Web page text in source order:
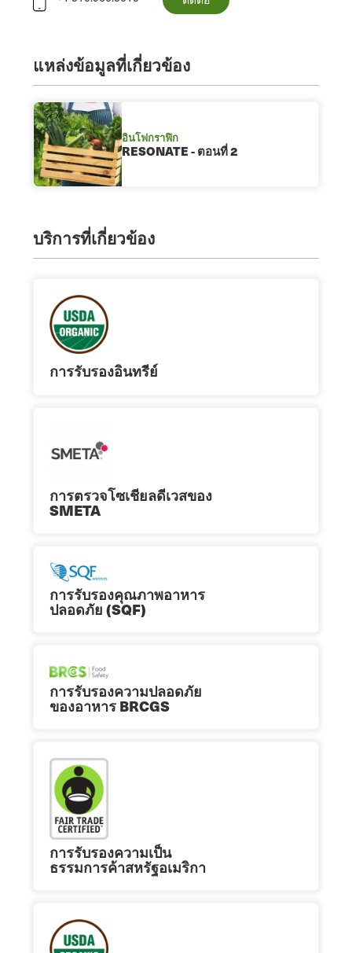
แหล่งข้อมูลที่เกี่ยวข้อง
อินโฟกราฟิก
RESONATE - ตอนที่ 2
บริการที่เกี่ยวข้อง
การรับรองอินทรีย์
การตรวจโซเชียลดีเวสของ
SMETA
การรับรองคุณภาพอาหาร
ปลอดภัย (SQF)
การรับรองความปลอดภัย
ของอาหาร BRCGS
การรับรองความเป็น
ธรรมการค้าสหรัฐอเมริกา